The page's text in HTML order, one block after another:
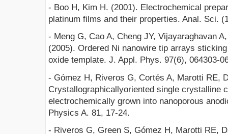
- Boo H, Kim H. (2001). Electrochemical
platinum films and their properties. Anal. Sci.
- Meng G, Cao A, Cheng JY, Vijayaraghavan
(2005). Ordered Ni nanowire tip arrays
oxide template. J. Appl. Phys. 97(6), 064303-
- Gómez H, Riveros G, Cortés A, Marotti RE,
Crystallographicallyoriented single crystalline
electrochemically grown into nanoporous
Physics A. 81, 17-24.
- Riveros G, Green S, Gómez H, Marotti RE,